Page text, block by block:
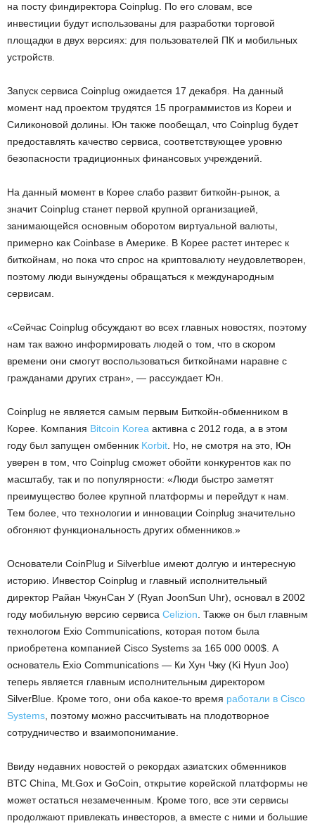
на посту финдиректора Coinplug. По его словам, все
инвестиции будут использованы для разработки торговой
площадки в двух версиях: для пользователей ПК и мобильных
устройств.
Запуск сервиса Coinplug ожидается 17 декабря. На данный
момент над проектом трудятся 15 программистов из Кореи и
Силиконовой долины. Юн также пообещал, что Coinplug будет
предоставлять качество сервиса, соответствующее уровню
безопасности традиционных финансовых учреждений.
На данный момент в Корее слабо развит биткойн-рынок, а
значит Coinplug станет первой крупной организацией,
занимающейся основным оборотом виртуальной валюты,
примерно как Coinbase в Америке. В Корее растет интерес к
биткойнам, но пока что спрос на криптовалюту неудовлетворен,
поэтому люди вынуждены обращаться к международным
сервисам.
«Сейчас Coinplug обсуждают во всех главных новостях, поэтому
нам так важно информировать людей о том, что в скором
времени они смогут воспользоваться биткойнами наравне с
гражданами других стран», — рассуждает Юн.
Coinplug не является самым первым Биткойн-обменником в
Корее. Компания Bitcoin Korea активна с 2012 года, а в этом
году был запущен омбенник Korbit. Но, не смотря на это, Юн
уверен в том, что Coinplug сможет обойти конкурентов как по
масштабу, так и по популярности: «Люди быстро заметят
преимущество более крупной платформы и перейдут к нам.
Тем более, что технологии и инновации Coinplug значительно
обгоняют функциональность других обменников.»
Основатели CoinPlug и Silverblue имеют долгую и интересную
историю. Инвестор Coinplug и главный исполнительный
директор Райан ЧжунСан У (Ryan JoonSun Uhr), основал в 2002
году мобильную версию сервиса Celizion. Также он был главным
технологом Exio Communications, которая потом была
приобретена компанией Cisco Systems за 165 000 000$. А
основатель Exio Communications — Ки Хун Чжу (Ki Hyun Joo)
теперь является главным исполнительным директором
SilverBlue. Кроме того, они оба какое-то время работали в Cisco
Systems, поэтому можно рассчитывать на плодотворное
сотрудничество и взаимопонимание.
Ввиду недавних новостей о рекордах азиатских обменников
BTC China, Mt.Gox и GoCoin, открытие корейской платформы не
может остаться незамеченным. Кроме того, все эти сервисы
продолжают привлекать инвесторов, а вместе с ними и большие